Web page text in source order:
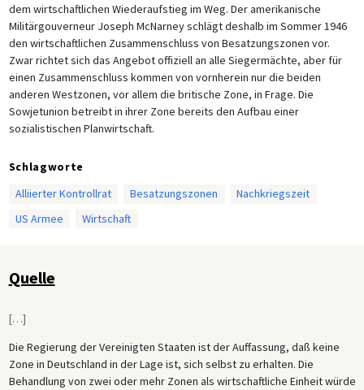
dem wirtschaftlichen Wiederaufstieg im Weg. Der amerikanische
Militärgouverneur Joseph McNarney schlägt deshalb im Sommer 1946
den wirtschaftlichen Zusammenschluss von Besatzungszonen vor.
Zwar richtet sich das Angebot offiziell an alle Siegermächte, aber für
einen Zusammenschluss kommen von vornherein nur die beiden
anderen Westzonen, vor allem die britische Zone, in Frage. Die
Sowjetunion betreibt in ihrer Zone bereits den Aufbau einer
sozialistischen Planwirtschaft.
Schlagworte
Alliierter Kontrollrat
Besatzungszonen
Nachkriegszeit
US Armee
Wirtschaft
Quelle
[…]
Die Regierung der Vereinigten Staaten ist der Auffassung, daß keine
Zone in Deutschland in der Lage ist, sich selbst zu erhalten. Die
Behandlung von zwei oder mehr Zonen als wirtschaftliche Einheit würde